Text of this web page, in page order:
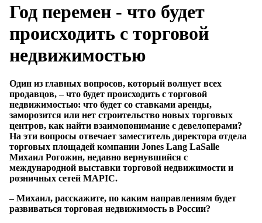
Год перемен - что будет
происходить с торговой
недвижимостью
Один из главных вопросов, который волнует всех
продавцов, – что будет происходить с торговой
недвижимостью: что будет со ставками аренды,
заморозится или нет строительство новых торговых
центров, как найти взаимопонимание с девелоперами?
На эти вопросы отвечает заместитель директора отдела
торговых площадей компании Jones Lang LaSalle
Михаил Рогожин, недавно вернувшийся с
международной выставки торговой недвижимости и
розничных сетей MAPIC.
– Михаил, расскажите, по каким направлениям будет
развиваться торговая недвижимость в России?